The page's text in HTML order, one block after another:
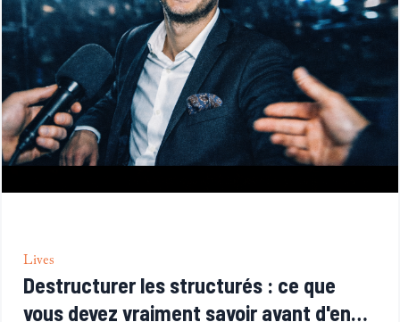
Lives
Destructurer les structurés : ce que
vous devez vraiment savoir avant d'en